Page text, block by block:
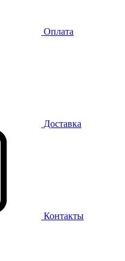
Оплата
Доставка
Контакты